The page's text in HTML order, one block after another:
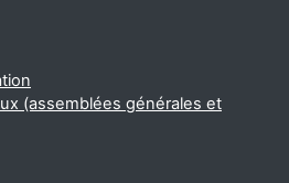
(assemblées générales et